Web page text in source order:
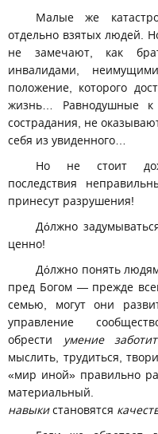
Малые же
отдельно взятых людей.
не замечают, как
инвалидами,
положение, которого
жизнь… Равнодушные
сострадания, не
себя из увиденного…
Но не стоит
последствия
принесут разрушения!
Дόлжно
ценно!
Дόлжно понять
пред Богом — прежде
семью, могут они
управление
обрести
умение
мыслить, трудиться,
«мир иной» правильно
навыкистановятся